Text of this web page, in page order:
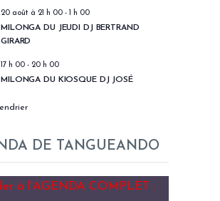
20 août à 21 h 00 - 1 h 00
MILONGA DU JEUDI DJ BERTRAND
GIRARD
17 h 00 - 20 h 00
MILONGA DU KIOSQUE DJ JOSÉ
DE TANGUEANDO
à l’AGENDA COMPLET :